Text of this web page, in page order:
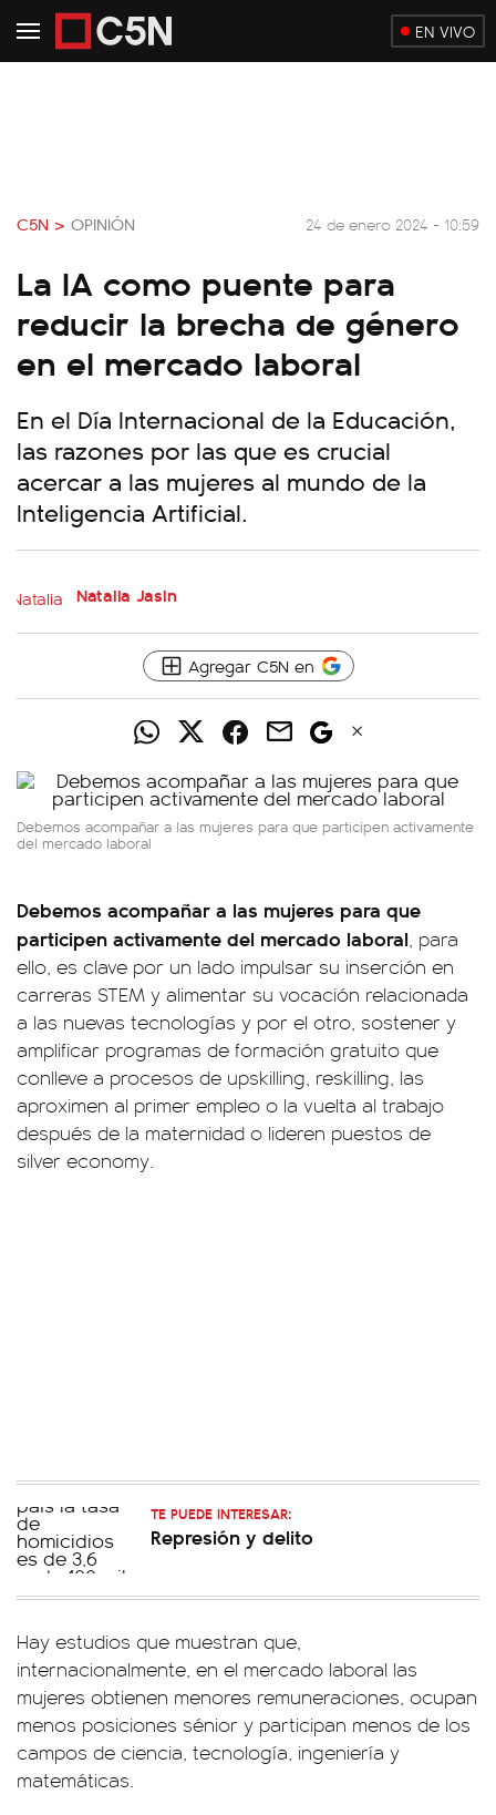
EN VIVO
C5N > OPINIÓN 24 de enero 2024 - 10:59
La IA como puente para
reducir la brecha de género
en el mercado laboral
En el Día Internacional de la Educación,
las razones por las que es crucial
acercar a las mujeres al mundo de la
Inteligencia Artificial.
Natalia Jasin
Agregar C5N en
Debemos acompañar a las mujeres para que participen activamente
del mercado laboral
Debemos acompañar a las mujeres para que
participen activamente del mercado laboral, para
ello, es clave por un lado impulsar su inserción en
carreras STEM y alimentar su vocación relacionada
a las nuevas tecnologías y por el otro, sostener y
amplificar programas de formación gratuito que
conlleve a procesos de upskilling, reskilling, las
aproximen al primer empleo o la vuelta al trabajo
después de la maternidad o lideren puestos de
silver economy.
TE PUEDE INTERESAR:
Represión y delito
Hay estudios que muestran que,
internacionalmente, en el mercado laboral las
mujeres obtienen menores remuneraciones, ocupan
menos posiciones sénior y participan menos de los
campos de ciencia, tecnología, ingeniería y
matemáticas.